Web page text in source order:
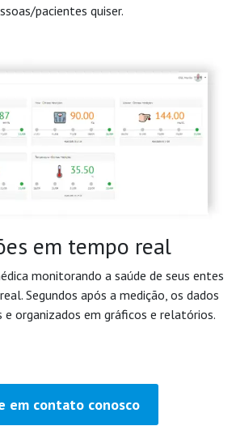
pacientes quiser.
em tempo real
monitorando a saúde de seus entes
Segundos após a medição, os dados
e organizados em gráficos e relatórios.
em contato conosco